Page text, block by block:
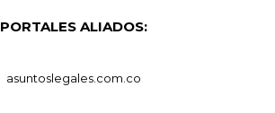
PORTALES ALIADOS:
asuntoslegales.com.co